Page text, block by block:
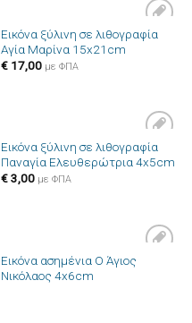
Πρόσθήκη
στην λίστα
Εικόνα ξύλινη σε λιθογραφία
Αγία Μαρίνα 15x21cm
€17,00 με ΦΠΑ
Πρόσθήκη
στην λίστα
Εικόνα ξύλινη σε λιθογραφία
Παναγία Ελευθερώτρια 4x5cm
€3,00 με ΦΠΑ
Πρόσθήκη
Εικόνα ασημένια Ο Άγιος
Νικόλαος 4x6cm